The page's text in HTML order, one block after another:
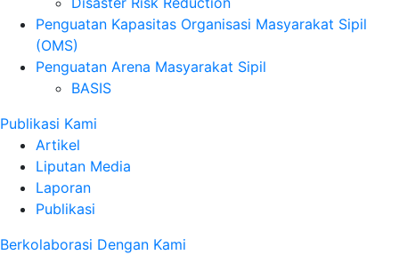
Penguatan Kapasitas Organisasi Masyarakat Sipil
(OMS)
Penguatan Arena Masyarakat Sipil
BASIS
Publikasi Kami
Artikel
Liputan Media
Laporan
Publikasi
Berkolaborasi Dengan Kami